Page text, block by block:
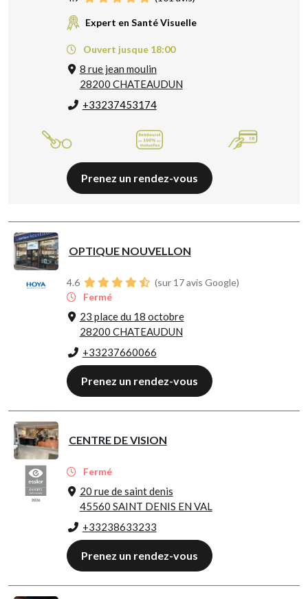
Expert en Santé Visuelle
Ouvert jusque 18:00
8 rue jean moulin
28200 CHATEAUDUN
+33237453174
Prenez un rendez-vous
OPTIQUE NOUVELLON
4.6
(sur 17 avis Google)
Fermé
23 place du 18 octobre
28200 CHATEAUDUN
+33237660066
Prenez un rendez-vous
CENTRE DE VISION
Fermé
20 rue de saint denis
45560 SAINT DENIS EN VAL
+33238633233
Prenez un rendez-vous